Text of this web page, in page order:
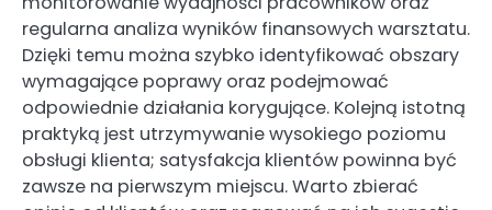
regularna analiza wyników finansowych warsztatu.
Dzięki temu można szybko identyfikować obszary
wymagające poprawy oraz podejmować
odpowiednie działania korygujące. Kolejną istotną
praktyką jest utrzymywanie wysokiego poziomu
obsługi klienta; satysfakcja klientów powinna być
zawsze na pierwszym miejscu. Warto zbierać